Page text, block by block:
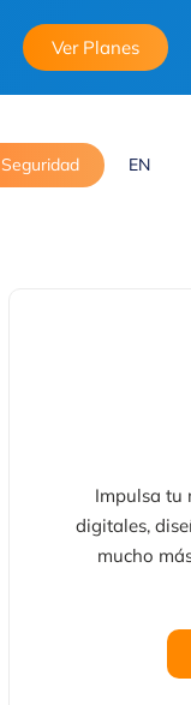
Ver Planes
Seguridad EN
Impulsa tu
digitales,
mucho